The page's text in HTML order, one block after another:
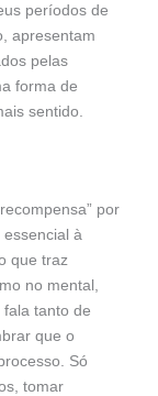
períodos de
apresentam
pelas
forma de
sentido.
por
à
que traz
no mental,
tanto de
que o
Só
tomar